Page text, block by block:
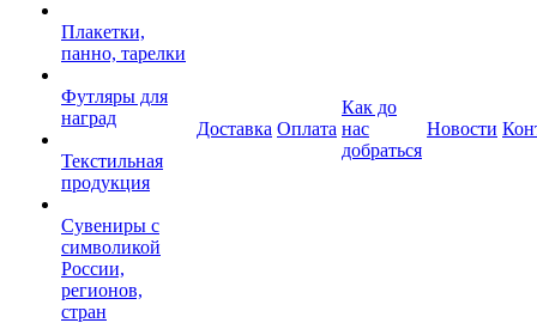
Плакетки,
панно, тарелки
Футляры для
наград
Текстильная
продукция
Сувениры с
символикой
России,
регионов,
стран
Доставка Оплата
Как до
нас
добраться
Новости